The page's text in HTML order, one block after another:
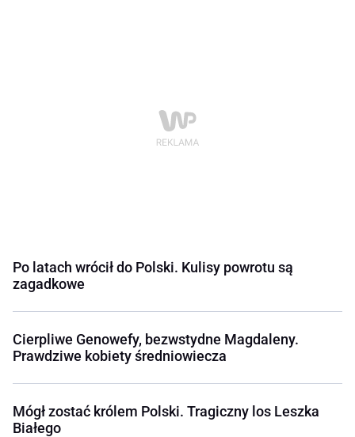
Po latach wrócił do Polski. Kulisy powrotu są
zagadkowe
Cierpliwe Genowefy, bezwstydne Magdaleny.
Prawdziwe kobiety średniowiecza
Mógł zostać królem Polski. Tragiczny los Leszka
Białego